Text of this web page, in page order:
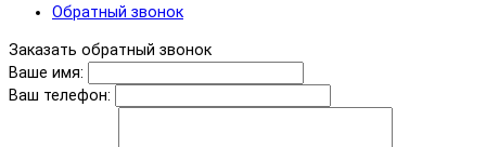
Обратный звонок
Заказать обратный звонок
Ваше имя:
Ваш телефон: